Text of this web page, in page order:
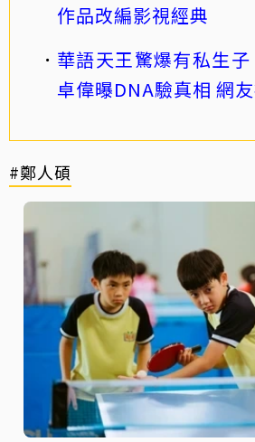
作品改編影視經典
華語天王驚爆有私生
卓偉曝DNA驗真相 網
#鄭人碩